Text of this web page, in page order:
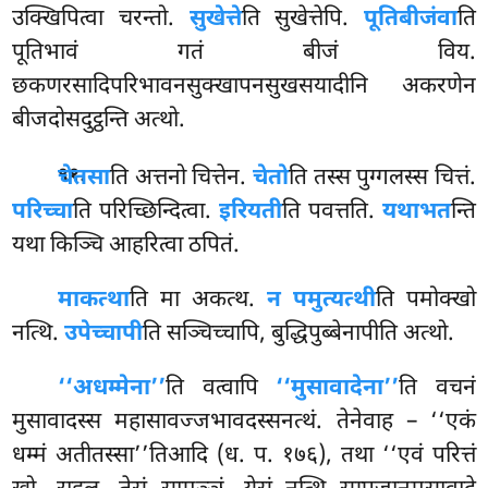
उक्खिपित्वा चरन्तो. सुखेत्तेति सुखेत्तेपि. पूतिबीजंवाति
पूतिभावं गतं बीजं विय.
छकणरसादिपरिभावनसुक्खापनसुखसयादीनि अकरणेन
बीजदोसदुट्ठन्ति अत्थो.
९१.
चेतसाति अत्तनो चित्तेन. चेतोति तस्स पुग्गलस्स चित्तं.
परिच्चाति परिच्छिन्दित्वा. इरियतीति पवत्तति. यथाभतन्ति
यथा किञ्चि आहरित्वा ठपितं.
माकत्थाति मा अकत्थ. न पमुत्यत्थीति पमोक्खो
नत्थि.उपेच्चापीति सञ्चिच्चापि, बुद्धिपुब्बेनापीति अत्थो.
‘‘अधम्मेना’’ति वत्वापि ‘‘मुसावादेना’’ति वचनं
मुसावादस्स महासावज्जभावदस्सनत्थं. तेनेवाह – ‘‘एकं
धम्मं अतीतस्सा’’तिआदि (ध. प. १७६), तथा ‘‘एवं परित्तं